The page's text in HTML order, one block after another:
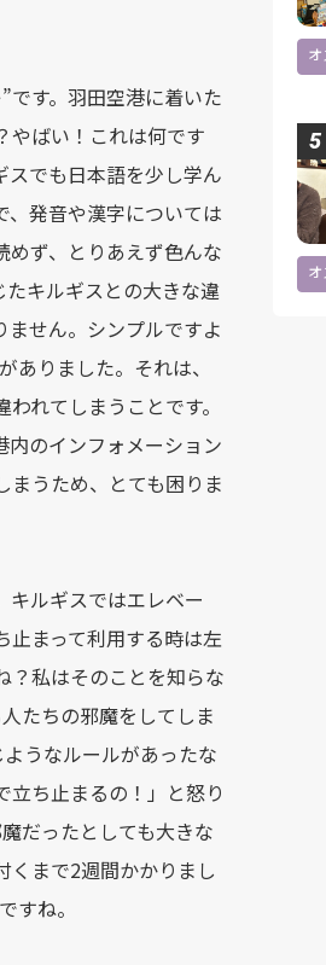
す。羽田空港に着いた
やばい！これは何です
でも日本語を少し学ん
発音や漢字については
ず、とりあえず色んな
キルギスとの大きな違
せん。シンプルですよ
りました。それは、
れてしまうことです。
のインフォメーション
うため、とても困りま
ルギスではエレベー
止まって利用する時は左
？私はそのことを知らな
たちの邪魔をしてしま
うなルールがあったな
立ち止まるの！」と怒り
だったとしても大きな
くまで2週間かかりまし
すね。